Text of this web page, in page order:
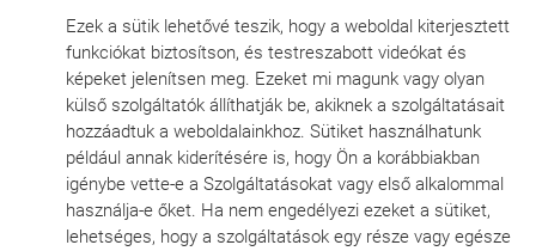
Ezek a sütik lehetővé teszik, hogy a weboldal kiterjesztett
funkciókat biztosítson, és testreszabott videókat és
képeket jelenítsen meg. Ezeket mi magunk vagy olyan
külső szolgáltatók állíthatják be, akiknek a szolgáltatásait
hozzáadtuk a weboldalainkhoz. Sütiket használhatunk
például annak kiderítésére is, hogy Ön a korábbiakban
igénybe vette-e a Szolgáltatásokat vagy első alkalommal
használja-e őket. Ha nem engedélyezi ezeket a sütiket,
lehetséges, hogy a szolgáltatások egy része vagy egésze